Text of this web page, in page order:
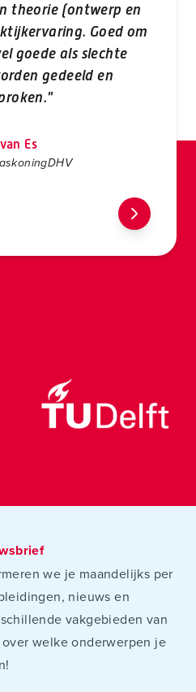
theorie (ontwerp en
Goed om
goede als slechte
gedeeld en
Es
we je maandelijks per
nieuws en
vakgebieden van
welke onderwerpen je